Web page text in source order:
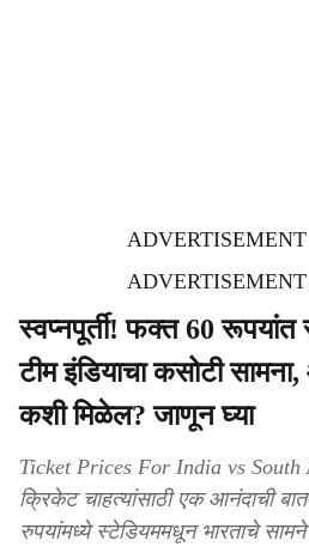
स्वप्नपूर्ती! फक्त 60 रूपयांत
टीम इंडियाचा कसोटी
कशी मिळेल? जाणून घ्या
Ticket Prices For India vs South
क्रिकेट चाहत्यांसाठी एक आनंदाची
रुपयांमध्ये स्टेडियममधून भारताचे